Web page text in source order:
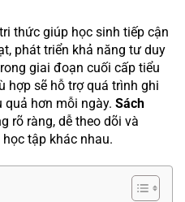
thức giúp học sinh tiếp cận
phát triển khả năng tư duy
giai đoạn cuối cấp tiểu
hợp sẽ hỗ trợ quá trình ghi
quả hơn mỗi ngày. Sách
rõ ràng, dễ theo dõi và
tập khác nhau.